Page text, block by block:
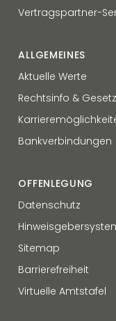
Vertragspartner-
ALLGEMEINES
Aktuelle Werte
Rechtsinfo &
Bankverbindungen
OFFENLEGUNG
Datenschutz
Sitemap
Barrierefreiheit
Virtuelle Amtstafel